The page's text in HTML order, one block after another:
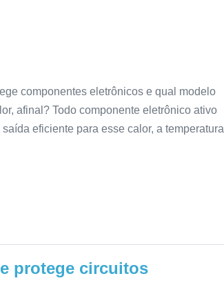
componentes eletrônicos e qual modelo
afinal? Todo componente eletrônico ativo
eficiente para esse calor, a temperatura
protege circuitos